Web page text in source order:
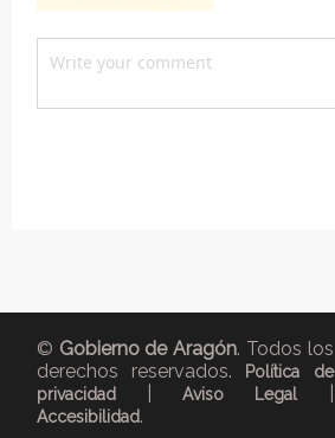
© Gobierno de Aragón. Todos los
derechos reservados.
Política de
privacidad |Aviso Legal|
Accesibilidad.